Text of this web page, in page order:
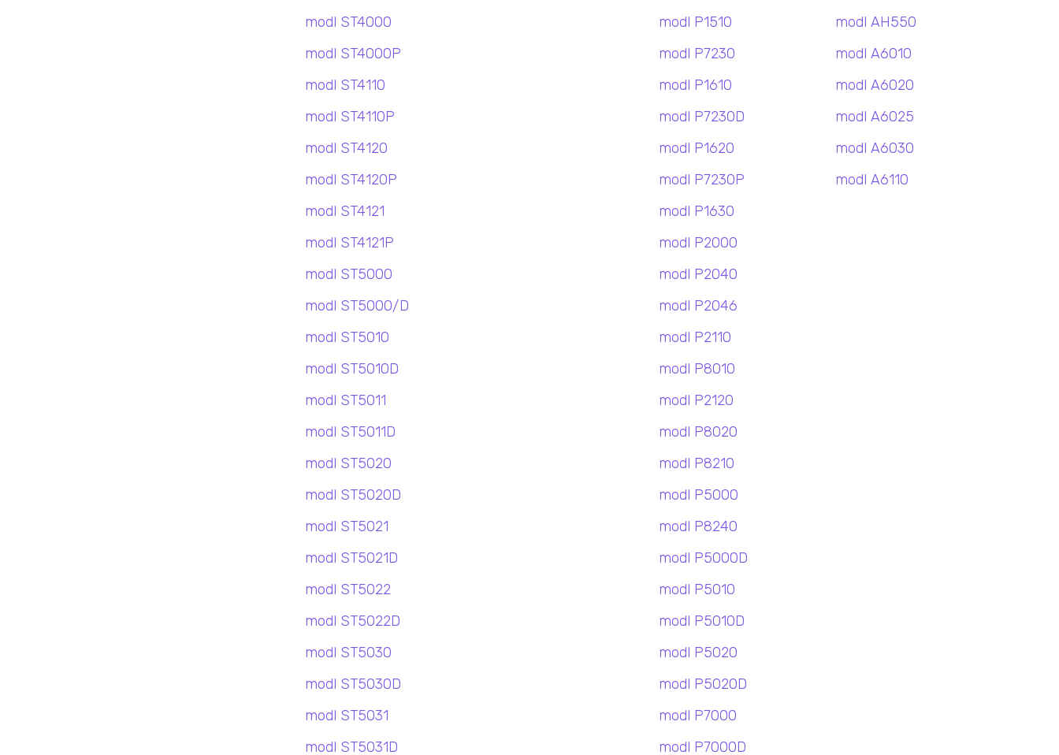
modl ST4000
modl ST4000P
modl ST4110
modl ST4110P
modl ST4120
modl ST4120P
modl ST4121
modl ST4121P
modl ST5000
modl ST5000/D
modl ST5010
modl ST5010D
modl ST5011
modl ST5011D
modl ST5020
modl ST5020D
modl ST5021
modl ST5021D
modl ST5022
modl ST5022D
modl ST5030
modl ST5030D
modl ST5031
modl ST5031D
modl P1510
modl P7230
modl P1610
modl P7230D
modl P1620
modl P7230P
modl P1630
modl P2000
modl P2040
modl P2046
modl P2110
modl P8010
modl P2120
modl P8020
modl P8210
modl P5000
modl P8240
modl P5000D
modl P5010
modl P5010D
modl P5020
modl P5020D
modl P7000
modl P7000D
modl AH550
modl A6010
modl A6020
modl A6025
modl A6030
modl A6110